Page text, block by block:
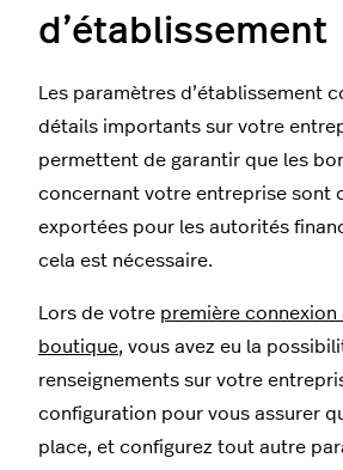
d’établissement
Les paramètres d’établissement
détails importants sur votre
permettent de garantir que les
concernant votre entreprise sont
exportées pour les autorités
cela est nécessaire.
Lors de votre première connexion
boutique, vous avez eu la
renseignements sur votre
configuration pour vous assurer
place, et configurez tout autre